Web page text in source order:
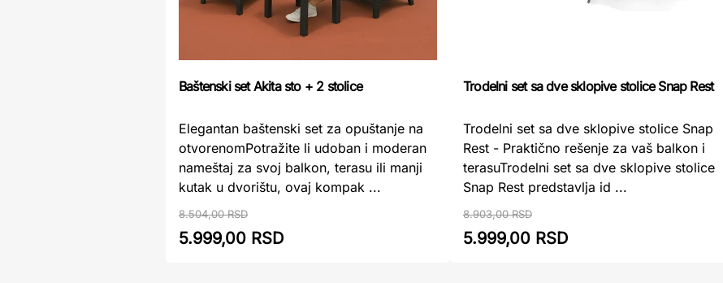
Baštenski set Akita sto + 2 stolice
Elegantan baštenski set za opuštanje na
otvorenomPotražite li udoban i moderan
nameštaj za svoj balkon, terasu ili manji
kutak u dvorištu, ovaj kompak ...
8.504,00 RSD
5.999,00 RSD
Trodelni set sa dve sklopive stolice Snap Rest
Trodelni set sa dve sklopive stolice Snap
Rest - Praktično rešenje za vaš balkon i
terasuTrodelni set sa dve sklopive stolice
Snap Rest predstavlja id ...
8.903,00 RSD
5.999,00 RSD